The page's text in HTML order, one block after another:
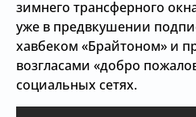
зимнего трансферного
уже в предвкушении
хавбеком «Брайтоном» и
возгласами «добро
социальных сетях.